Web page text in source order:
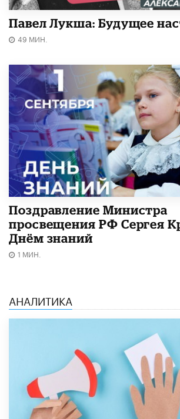
Павел Лукша: Будущее
49 МИН.
Поздравление Министра
просвещения РФ Сергея
Днём знаний
1 МИН.
АНАЛИТИКА